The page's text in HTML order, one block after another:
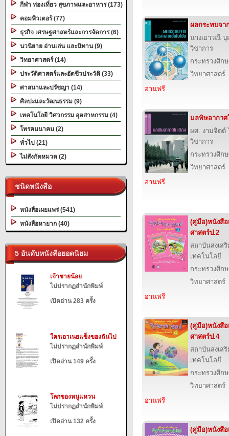
กีฬา ท่องเที่ยว สุขภาพและอาหาร (173)
คอมพิวเตอร์ (77)
ธุรกิจ เศรษฐศาสตร์และการจัดการ (6)
นวนิยาย อ่านเล่น และนิทาน (9)
วิทยาศาสตร์ (14)
ประวัติศาสตร์และอัตชีวประวัติ (33)
ศาสนาและปรัชญา (14)
ศิลปะและวัฒนธรรม (9)
เทคโนโลยี วิศวกรรม อุตสาหกรรม (4)
โทรคมนาคม (2)
ทั่วไป (21)
ไม่สังกัดหมวด (2)
ชนิดหนังสือ
หนังสือเผยแพร่ (541)
หนังสือหายาก (40)
5 อันดับหนังสือยอดนิยม
เจ้าชายน้อย
ไม่ปรากฏสำนักพิมพ์
เปิดอ่าน 283 ครั้ง
ใครเอาเนยแข็งของฉันไป
ไม่ปรากฏสำนักพิมพ์
เปิดอ่าน 149 ครั้ง
โลกของหนูแหวน
ไม่ปรากฏสำนักพิมพ์
เปิดอ่าน 132 ครั้ง
ผลกระทบจา
นางเยาวณี
วิชาการ
กระทรวงศึก
วิทยาศาสตร์
อ่านฟรี
มลพิษอากาศ
ผศ. งามจิต
วิชาการ
กระทรวงศึก
วิทยาศาสตร์
อ่านฟรี
(คู่มือ)หนังสื
ศาสตร์ป.2
สถาบันส่งเส
เทคโนโลยี
กระทรวงศึก
วิทยาศาสตร์
อ่านฟรี
(คู่มือ)หนังสื
ศาสตร์ป.4
สถาบันส่งเส
เทคโนโลยี
กระทรวงศึก
วิทยาศาสตร์
อ่านฟรี
(คู่มือ)หนังสื